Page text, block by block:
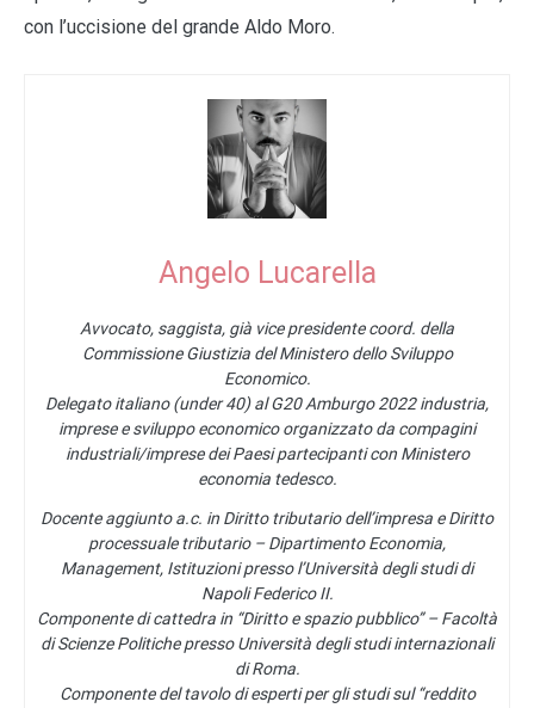
con l’uccisione del grande Aldo Moro.
Angelo Lucarella
Avvocato, saggista, già vice presidente coord. della
Commissione Giustizia del Ministero dello Sviluppo
Economico.
Delegato italiano (under 40) al G20 Amburgo 2022 industria,
imprese e sviluppo economico organizzato da compagini
industriali/imprese dei Paesi partecipanti con Ministero
economia tedesco.
Docente aggiunto a.c. in Diritto tributario dell’impresa e Diritto
processuale tributario – Dipartimento Economia,
Management, Istituzioni presso l’Università degli studi di
Napoli Federico II.
Componente di cattedra in “Diritto e spazio pubblico” – Facoltà
di Scienze Politiche presso Università degli studi internazionali
di Roma.
Componente del tavolo di esperti per gli studi sul “reddito